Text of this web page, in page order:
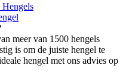
Hengels
meer van 1500 hengels
is om de juiste hengel te
hengel met ons advies op